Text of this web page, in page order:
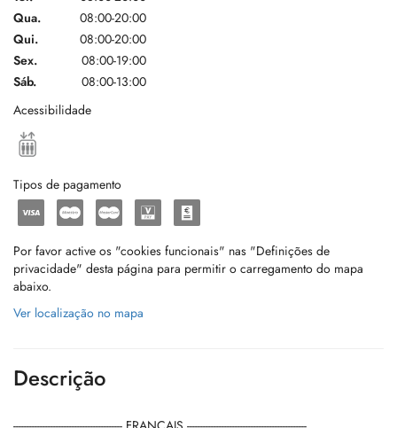
Qua.
08:00-20:00
Qui.
08:00-20:00
Sex.
08:00-19:00
Sáb.
08:00-13:00
Acessibilidade
Tipos de pagamento
Por favor active os "cookies funcionais" nas "Definições de
privacidade" desta página para permitir o carregamento do mapa
abaixo.
Ver localização no mapa
Descrição